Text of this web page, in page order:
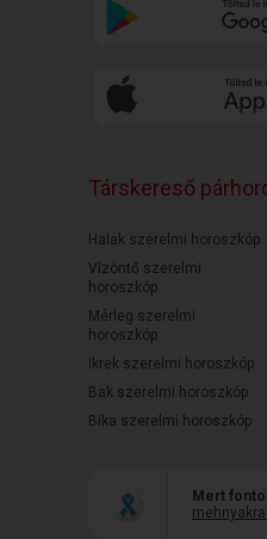
Társkereső
Halak szerelmi horoszkóp
Vízöntő szerelmi
horoszkóp
Mérleg szerelmi
horoszkóp
Ikrek szerelmi horoszkóp
Bak szerelmi horoszkóp
Bika szerelmi horoszkóp
Mert